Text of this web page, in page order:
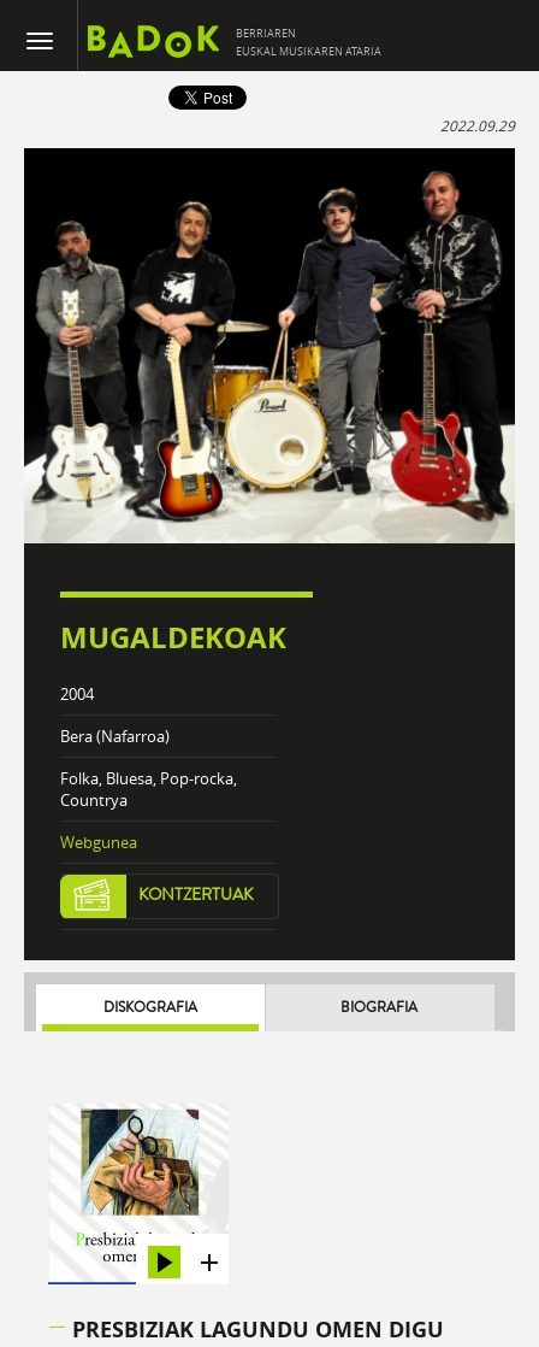
BERRIAREN
EUSKAL MUSIKAREN ATARIA
2022.09.29
MUGALDEKOAK
2004
Bera (Nafarroa)
Folka, Bluesa, Pop-rocka,
Countrya
Webgunea
KONTZERTUAK
DISKOGRAFIA BIOGRAFIA
PRESBIZIAK LAGUNDU OMEN DIGU